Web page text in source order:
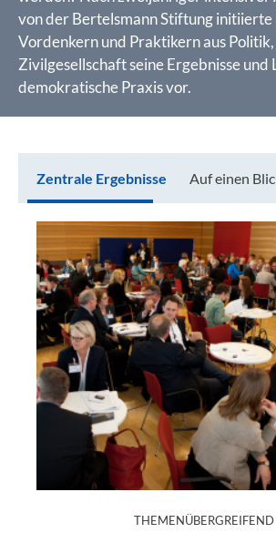
von der Bertelsmann Stiftung
Vordenkern und Praktikern aus
Zivilgesellschaft seine Ergebnisse und
demokratische Praxis vor.
Zentrale Ergebnisse Auf einen
Zentrale Ergebnisse
THEMENÜBERGREIFEND: